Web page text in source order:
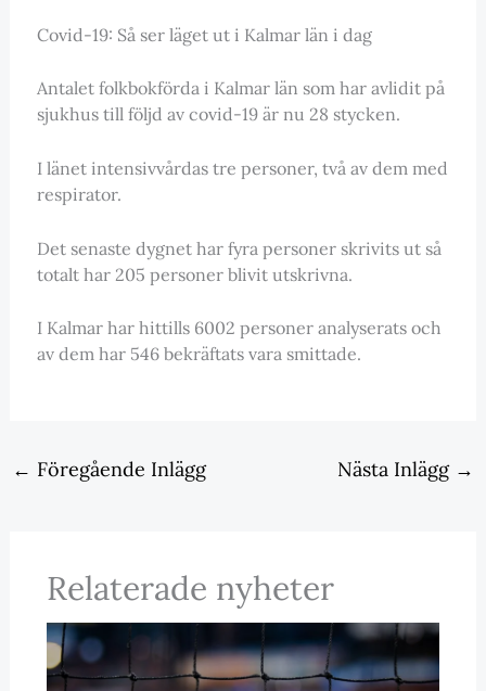
Covid-19: Så ser läget ut i Kalmar län i dag
Antalet folkbokförda i Kalmar län som har avlidit på
sjukhus till följd av covid-19 är nu 28 stycken.
I länet intensivvårdas tre personer, två av dem med
respirator.
Det senaste dygnet har fyra personer skrivits ut så
totalt har 205 personer blivit utskrivna.
I Kalmar har hittills 6002 personer analyserats och
av dem har 546 bekräftats vara smittade.
← Föregående Inlägg Nästa Inlägg →
Relaterade nyheter